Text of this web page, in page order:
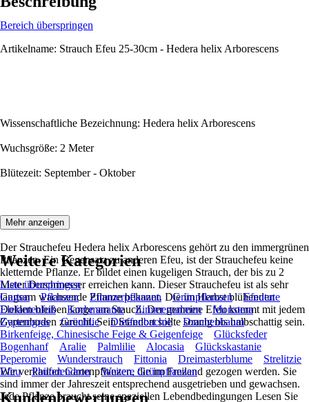
Bereich überspringen
Artikelname: Strauch Efeu 25-30cm - Hedera helix Arborescens
Wissenschaftliche Bezeichnung: Hedera helix Arborescens
Wuchsgröße: 2 Meter
Blütezeit: September - Oktober
Beschreibung:
Der Strauchefeu Hedera helix Arborescens gehört zu den immergrünen
Pflanzen. Ein Gegensatz zu anderen Efeu, ist der Strauchefeu keine
kletternde Pflanze. Er bildet einen kugeligen Strauch, der bis zu 2
Meter Durchmesser erreichen kann. Dieser Strauchefeu ist als sehr
langsam wachsende Pflanze bekannt. Die im Herbst blühenden
Dolden bleiben lange am Stauch. Der gemeine Efeu kommt mit jedem
Gartenboden zurecht. Sein Standort sollte sonnig bis halbschattig sein.
Wir verkaufen Gartenpflanzen, die im Freiland gezogen werden. Sie
sind immer der Jahreszeit entsprechend ausgetrieben und gewachsen.
Jede Pflanze braucht seine speziellen Lebendbedingungen Lesen Sie
Mehr anzeigen
Weitere Kategorien
Liste überspringen
Garten
Pflanzen Zimmerpflanzen Grünpflanzen
Efeutute
Elefantenfuß
Korbmarante Zimmerpalmen
Monstera
Zyperngras
Grünlilie Dieffenbachie
Drachenbaum
Birkenfeige, Chinesische Feige & Geigenfeige
Glücksfeder
Bogenhanf
Aralie Palmlilie Alocasia
Glückskastanie
Peperomie
Wunderstrauch Fittonia Dreimasterblume
Strelitzie
Efeu
Philodendron Weitere Grünpflanzen
Kundenbewertungen